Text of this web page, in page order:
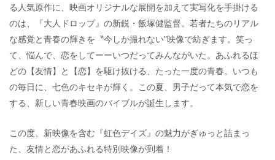
る人気原作に、映画オリジナルな展開を加えて実写化を手掛ける
のは、『大人ドロップ』の新鋭・飯塚健監督。若者たちのリアル
な感覚と青春の輝きを〝今しか撮れない”映像で紡ぎます。笑っ
て、悩んで、恋をしてーーいつだってみんながいた。あふれるほ
どの【友情】と【恋】を駆け抜ける、たった一度の青春。いつも
の毎日に、七色のキセキが輝く。この夏、男子だって本気で恋を
する、新しい青春映画のバイブルが誕生します。
この度、新映像を含む『虹色デイズ』の魅力がぎゅっと詰まっ
た、友情と恋があふれる特別映像が到着！